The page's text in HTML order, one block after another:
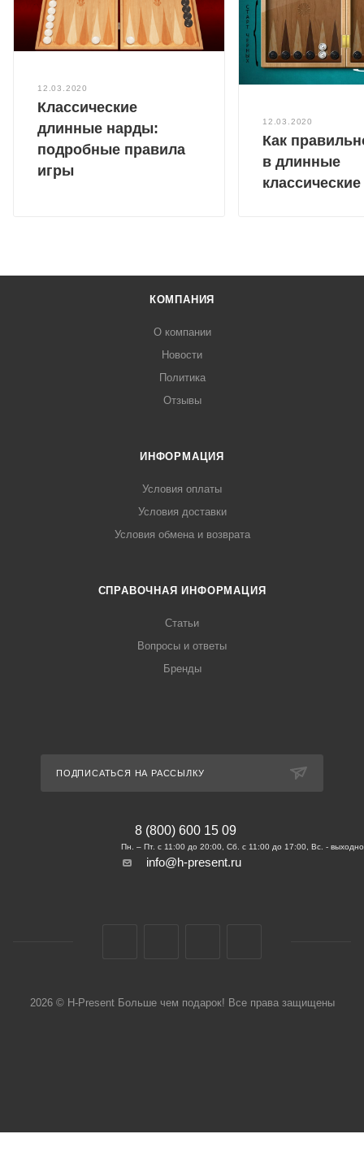
12.03.2020
Классические
длинные нарды:
подробные правила
игры
12.03.2020
Как
в длинные
КОМПАНИЯ
О компании
Новости
Политика
Отзывы
ИНФОРМАЦИЯ
Условия оплаты
Условия доставки
Условия обмена и возврата
СПРАВОЧНАЯ ИНФОРМАЦИЯ
Статьи
Вопросы и ответы
Бренды
ПОДПИСАТЬСЯ НА РАССЫЛКУ
8 (800) 600 15 09
info@h-present.ru
2026 © H-Present Больше чем подарок! Все права защищены